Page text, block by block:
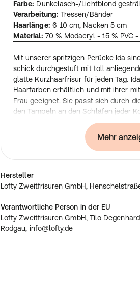
Farbe: Dunkelasch-/Lichtblond
Verarbeitung: Tressen/Bänder
Haarlänge: 6-10 cm, Nacken 5 cm
Material: 70 % Modacryl - 15 % PVC
Mit unserer spritzigen Perücke Ida
schick durchgestuft mit toll
glatte Kurzhaarfrisur für jeden Tag.
Haarfarben erhältlich und mit ihrer
Frau geeignet. Sie passt sich durch
den Tampeln an den Schläfen jeder
Lofty Zweitfrisuren GmbH,
Mehr
Hersteller
Lofty Zweitfrisuren GmbH,
Verantwortliche Person in der EU
Lofty Zweitfrisuren GmbH, Tilo
Rodgau, info@lofty.de